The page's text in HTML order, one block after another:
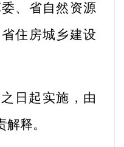
、省自然资源
住房城乡建设
日起实施，由
释。